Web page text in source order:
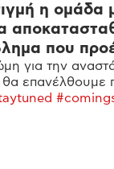
η ομάδα
που
για την
θα επανέλθουμε